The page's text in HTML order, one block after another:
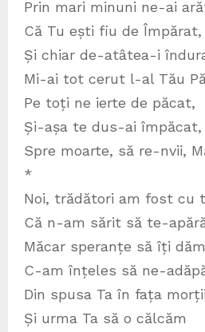
Prin mari minuni ne-ai
Că Tu ești fiu de Împărat,
Și chiar de-atâtea-i
Mi-ai tot cerut l-al Tău
Pe toți ne ierte de păcat,
Și-așa te dus-ai împăcat,
Spre moarte, să re-nvii,
*
Noi, trădători am fost cu
Că n-am sărit să te-
Măcar speranțe să îți dăm
C-am înțeles să ne-
Din spusa Ta în fața morții
Și urma Ta să o călcăm